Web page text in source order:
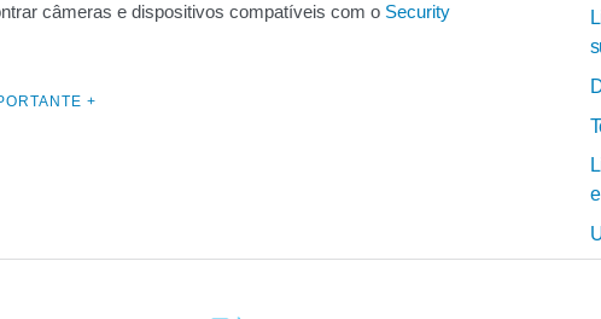
câmeras e dispositivos compatíveis com o Security
+